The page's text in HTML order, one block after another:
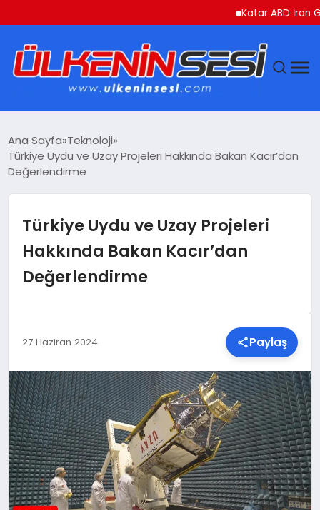
Katar ABD İran
EKONOMI
MAGAZIN
SAĞLIK
TEKNOLOJI
YAŞAM
MALATYA HABERLERI
Ana Sayfa Teknoloji
Türkiye Uydu ve Uzay Projeleri Hakkında Bakan Kacır’dan
Değerlendirme
Türkiye Uydu ve Uzay Projeleri
Hakkında Bakan Kacır’dan
Değerlendirme
27 Haziran 2024 Paylaş